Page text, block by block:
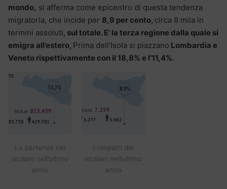
mondo, si afferma come epicentro di questa tendenza
migratoria, che incide per 8,9 per cento, circa 8 mila in
termini assoluti, sul totale. E’ la terza regione dalla quale si
emigra all’estero, Prima dell’Isola si piazzano Lombardia e
Veneto rispettivamente con il 18,8% e l’11,4%.
Le partenze nei
siciliani nell’ultimo
anno
I rimpatri dei
siciliani nell’ultimo
anno